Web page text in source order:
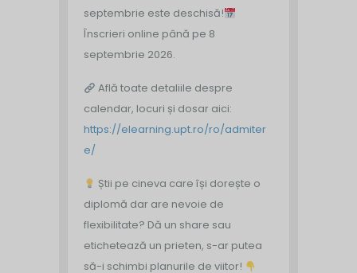
septembrie este deschisă!
Înscrieri online până pe 8
septembrie 2026.
Află toate detaliile despre
calendar, locuri și dosar aici:
https://elearning.upt.ro/ro/admiter
e/
Știi pe cineva care își dorește o
diplomă dar are nevoie de
flexibilitate? Dă un share sau
etichetează un prieten, s-ar putea
să-i schimbi planurile de viitor!